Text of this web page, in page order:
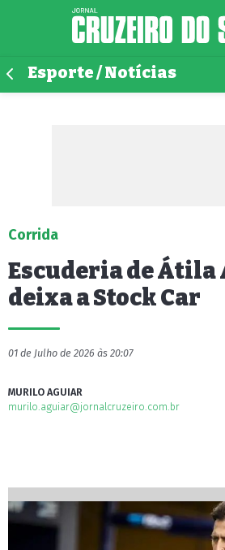
Esporte / Notícias
Corrida
Escuderia de Átila
deixa a Stock Car
01 de Julho de 2026 às 20:07
MURILO AGUIAR
murilo.aguiar@jornalcruzeiro.com.br